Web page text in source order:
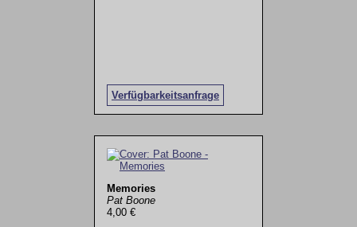
Verfügbarkeitsanfrage
Memories
Pat Boone
4,00 €